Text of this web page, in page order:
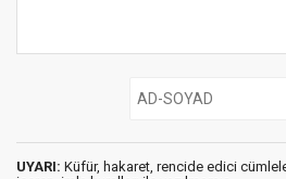
UYARI: Küfür, hakaret, rencide edici